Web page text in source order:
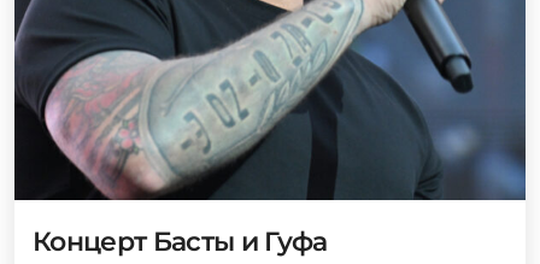
Концерт Басты и Гуфа